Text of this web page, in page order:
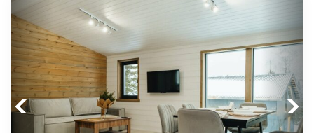
Previous Next